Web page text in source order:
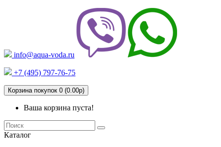
info@aqua-voda.ru
+7 (495) 797-76-75
Корзина покупок 0 (0.00р)
Ваша корзина пуста!
Каталог